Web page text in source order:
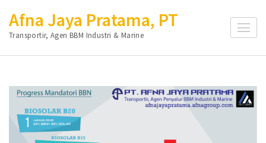
ke
konten
(Tekan
Afna Jaya Pratama, PT
Transportir, Agen BBM Industri & Marine